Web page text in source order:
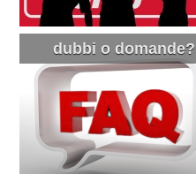
dubbi o domande?